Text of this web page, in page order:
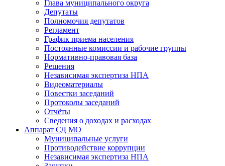
Глава муниципального округа
Депутаты
Полномочия депутатов
Регламент
График приема населения
Постоянные комиссии и рабочие группы
Нормативно-правовая база
Решения
Независимая экспертиза НПА
Видеоматериалы
Повестки заседаний
Протоколы заседаний
Отчёты
Сведения о доходах и расходах
Аппарат СД МО
Муниципальные услуги
Противодействие коррупции
Независимая экспертиза НПА